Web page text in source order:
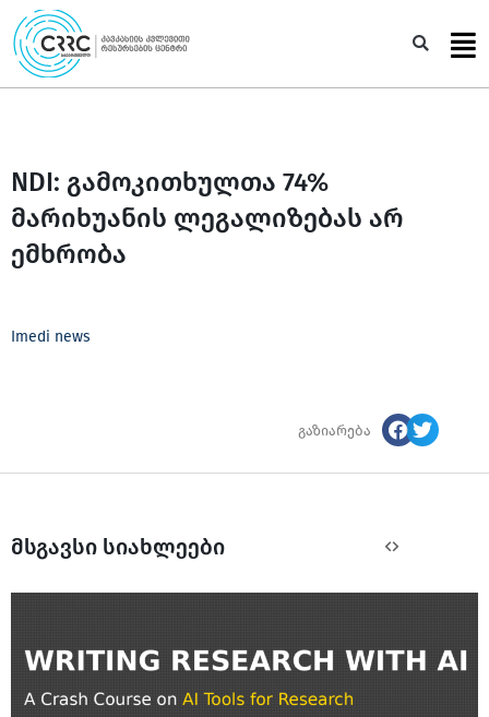
Skip
to
content
NDI: გამოკითხულთა 74%
მარიხუანის ლეგალიზებას არ
ემხრობა
Imedi news
გაზიარება
მსგავსი სიახლეები